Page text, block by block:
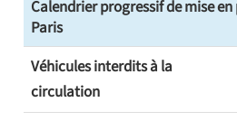
Calendrier progressif de mise en
Paris
Véhicules interdits à la
circulation